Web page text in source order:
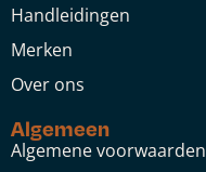
Handleidingen
Merken
Over ons
Algemeen
Algemene voorwaarden